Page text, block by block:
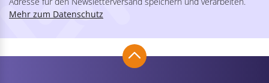
Mehr zum Datenschutz